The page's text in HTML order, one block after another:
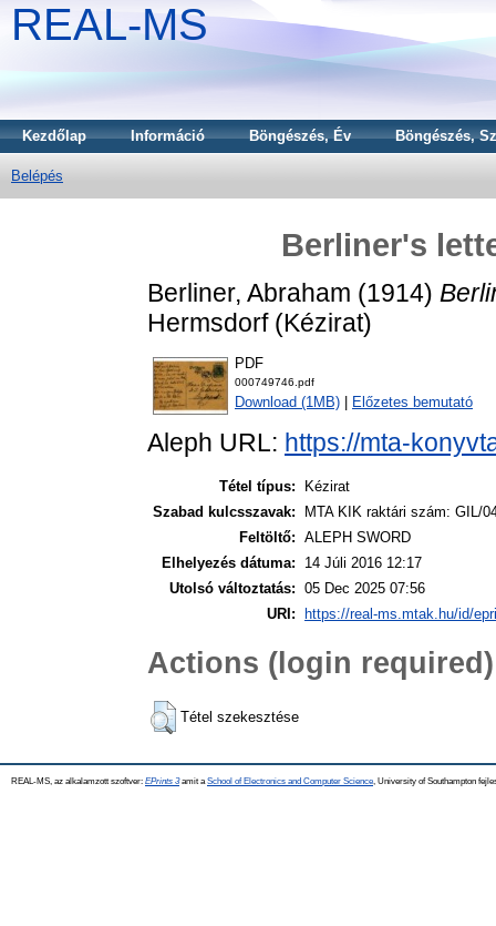
REAL-MS
Kezdőlap Információ Böngészés, Év Böngészés,
Belépés
Berliner's
Berliner, Abraham (1914)
Hermsdorf (Kézirat)
PDF
000749746.pdf
Download (1MB) Előzetes bemutató
Aleph URL: https://mta-
Tétel típus:
Kézirat
Szabad kulcsszavak:
MTA KIK raktári szám: GIL/
Feltöltő: ALEPH SWORD
Elhelyezés dátuma:
14 Júli 2016 12:17
Utolsó változtatás: 05 Dec 2025 07:56
URI:
https://real-ms.mtak.hu/id/
Actions (login required)
Tétel szekesztése
REAL-MS, az alkalamzott szoftver: EPrints 3amit a School of Electronics and Computer Science , University of Southampton